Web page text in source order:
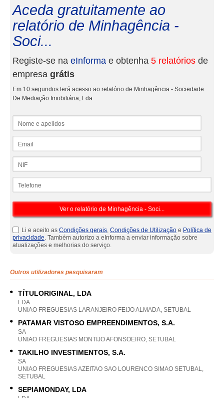
Aceda gratuitamente ao
relatório de Minhagência -
Soci...
Registe-se na eInforma e obtenha 5 relatórios de
empresa grátis
Em 10 segundos terá acesso ao relatório de Minhagência - Sociedade
De Mediação Imobiliária, Lda
Li e aceito as Condições gerais, Condições de Utilização e Política de
privacidade. Também autorizo a eInforma a enviar informação sobre
atualizações e melhorias do serviço.
Outros utilizadores pesquisaram
TÍTULORIGINAL, LDA
LDA
UNIAO FREGUESIAS LARANJEIRO FEIJO ALMADA, SETUBAL
PATAMAR VISTOSO EMPREENDIMENTOS, S.A.
SA
UNIAO FREGUESIAS MONTIJO AFONSOEIRO, SETUBAL
TAKILHO INVESTIMENTOS, S.A.
SA
UNIAO FREGUESIAS AZEITAO SAO LOURENCO SIMAO SETUBAL,
SETUBAL
SEPIAMONDAY, LDA